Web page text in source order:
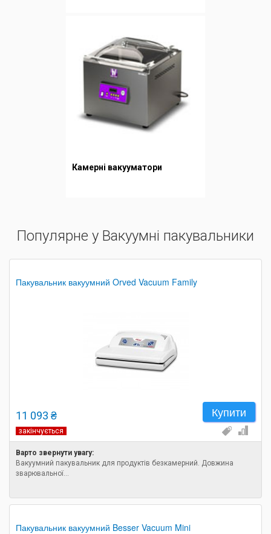
Камерні вакууматори
Популярне у Вакуумні пакувальники
Пакувальник вакуумний Orved Vacuum Family
11 093 ₴ Купити
закінчується
Варто звернути увагу:
Вакуумний пакувальник для продуктів безкамерний. Довжина
зварювальної...
Пакувальник вакуумний Besser Vacuum Mini